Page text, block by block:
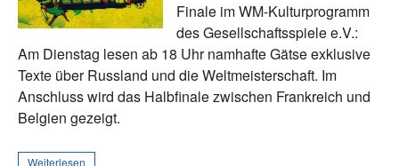
Finale im WM-Kulturprogramm
des Gesellschaftsspiele e.V.:
Am Dienstag lesen ab 18 Uhr namhafte Gätse exklusive
Texte über Russland und die Weltmeisterschaft. Im
Anschluss wird das Halbfinale zwischen Frankreich und
Belgien gezeigt.
Weiterlesen